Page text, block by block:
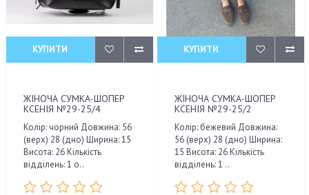
КУПИТИ
ЖІНОЧА СУМКА-ШОПЕР
КСЕНІЯ №29-25/4
Колір: чорний Довжина: 56
(верх) 28 (дно) Ширина: 15
Висота: 26 Кількість
відділень: 1 о..
КУПИТИ
ЖІНОЧА СУМКА-ШОПЕР
КСЕНІЯ №29-25/2
Колір: бежевий Довжина:
56 (верх) 28 (дно) Ширина:
15 Висота: 26 Кількість
відділень: 1 ..